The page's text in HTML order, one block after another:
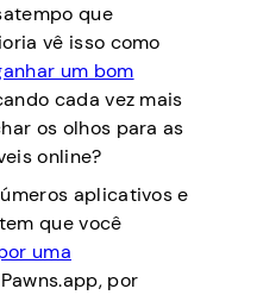
que
vê isso como
um bom
cada vez mais
os olhos para as
online?
aplicativos e
que você
uma
por